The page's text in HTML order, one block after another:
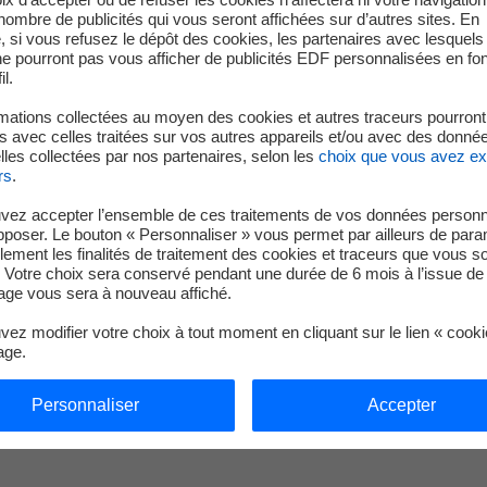
à s’investir dans le tourisme. Certains sites ont été
partage de la connaissance et du savoir autour de
dans le tourisme industriel en proposant des visites dans
peuvent également se visiter lors de journées
ou les Journées de l’Industrie Electrique EDF en
de la ville d’Agen, vous pouvez visiter l’espace
de publicités qui vous seront affichées sur d’autres sites. En
si vous refusez le dépôt des cookies, les partenaires avec
pourront pas vous afficher de publicités EDF personnalisées en
collectées au moyen des cookies et autres traceurs
avec celles traitées sur vos autres appareils et/ou avec des
collectées par nos partenaires, selon les choix que vous avez
.
accepter l’ensemble de ces traitements de vos données
Le bouton « Personnaliser » vous permet par ailleurs de
les finalités de traitement des cookies et traceurs que vous
choix sera conservé pendant une durée de 6 mois à l’issue de
vous sera à nouveau affiché.
modifier votre choix à tout moment en cliquant sur le lien «
Personnaliser Accepter